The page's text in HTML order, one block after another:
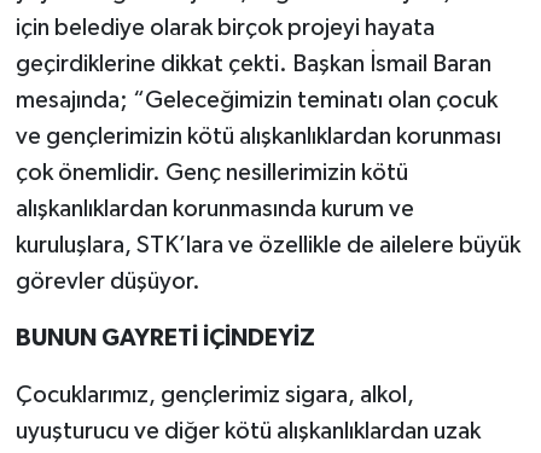
için belediye olarak birçok projeyi hayata
geçirdiklerine dikkat çekti. Başkan İsmail Baran
mesajında; “Geleceğimizin teminatı olan çocuk
ve gençlerimizin kötü alışkanlıklardan korunması
çok önemlidir. Genç nesillerimizin kötü
alışkanlıklardan korunmasında kurum ve
kuruluşlara, STK’lara ve özellikle de ailelere büyük
görevler düşüyor.
BUNUN GAYRETİ İÇİNDEYİZ
Çocuklarımız, gençlerimiz sigara, alkol,
uyuşturucu ve diğer kötü alışkanlıklardan uzak